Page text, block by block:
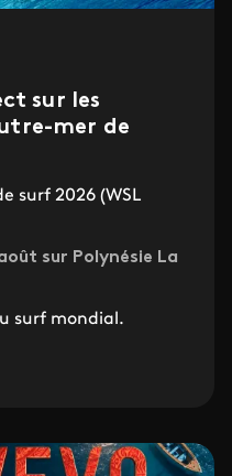
sur les
mer de
surf 2026 (WSL
sur Polynésie La
surf mondial.